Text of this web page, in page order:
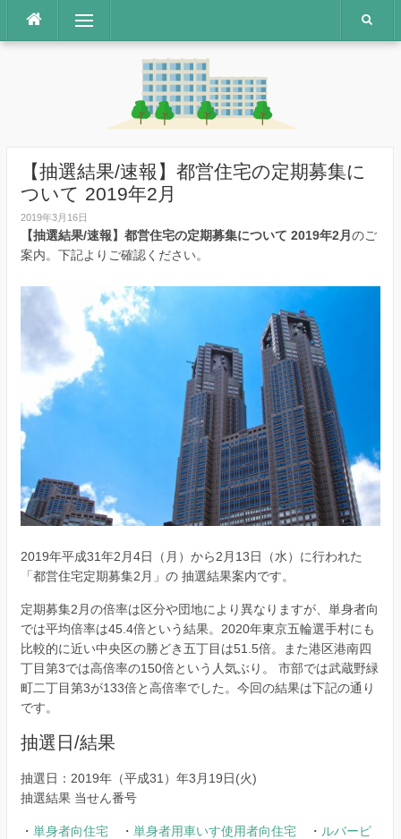
テ
メニュー
【抽選結果/速報】都営住宅の定期募集に
ついて 2019年2月
2019年3月16日
【抽選結果/速報】都営住宅の定期募集について 2019年2月 のご
案内。下記よりご確認ください。
2019年平成31年2月4日（月）から2月13日（水）に行われた
「都営住宅定期募集2月」の 抽選結果案内です。
定期募集2月の倍率は区分や団地により異なりますが、単身者向
では平均倍率は45.4倍という結果。2020年東京五輪選手村にも
比較的に近い中央区の勝どき五丁目は51.5倍。また港区港南四
丁目第3では高倍率の150倍という人気ぶり。 市部では武蔵野緑
町二丁目第3が133倍と高倍率でした。今回の結果は下記の通り
です。
抽選日/結果
抽選日：2019年（平成31）年3月19日(火)
抽選結果 当せん番号
・ 単身者向住宅・ 単身者用車いす使用者向住宅・ ルバーピ